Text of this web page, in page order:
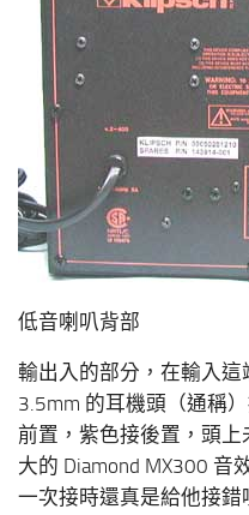
低音喇叭背部
輸出入的部分，在輸入
3.5mm 的耳機頭（通稱
前置，紫色接後置，頭
大的 Diamond MX300 音
一次接時還真是給他接